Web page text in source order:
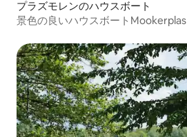
プラズモレンのハウスボート
景色の良いハウスボートMookerplas